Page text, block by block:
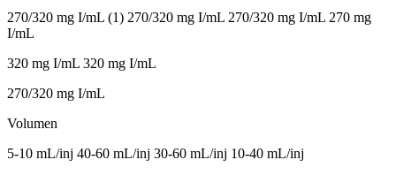
270/320 mg I/mL (1) 270/320 mg I/mL 270/320 mg I/mL 270 mg
I/mL
320 mg I/mL 320 mg I/mL
270/320 mg I/mL
Volumen
5-10 mL/inj 40-60 mL/inj 30-60 mL/inj 10-40 mL/inj